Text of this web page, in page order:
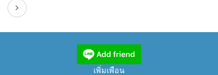
เพิ่มเพือน